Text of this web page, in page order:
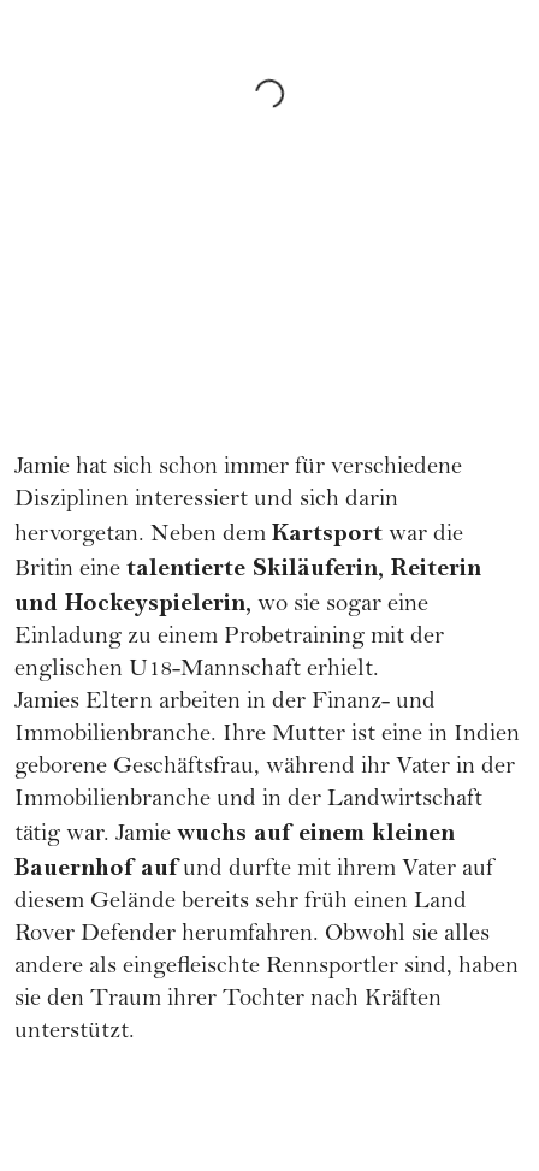
Jamie hat sich schon immer für verschiedene
Disziplinen interessiert und sich darin
hervorgetan. Neben dem Kartsport war die
Britin eine talentierte Skiläuferin, Reiterin
und Hockeyspielerin, wo sie sogar eine
Einladung zu einem Probetraining mit der
englischen U18-Mannschaft erhielt.
Jamies Eltern arbeiten in der Finanz- und
Immobilienbranche. Ihre Mutter ist eine in Indien
geborene Geschäftsfrau, während ihr Vater in der
Immobilienbranche und in der Landwirtschaft
tätig war. Jamie wuchs auf einem kleinen
Bauernhof auf und durfte mit ihrem Vater auf
diesem Gelände bereits sehr früh einen Land
Rover Defender herumfahren. Obwohl sie alles
andere als eingefleischte Rennsportler sind, haben
sie den Traum ihrer Tochter nach Kräften
unterstützt.